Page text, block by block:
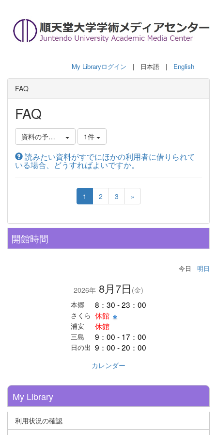
My Libraryログイン | 日本語 | English
FAQ
FAQ
資料の予約について 1件
読みたい資料がすでにほかの利用者に借りられて
いる場合、どうすればよいですか。
1 2 3 »
開館時間
今日 明日
2026年 8月7日 (金)
本郷
8：30 - 23：00
さくら 休館
浦安 休館
三島 9：00 - 17：00
日の出 9：00 - 20：00
カレンダー
My Library
利用状況の確認